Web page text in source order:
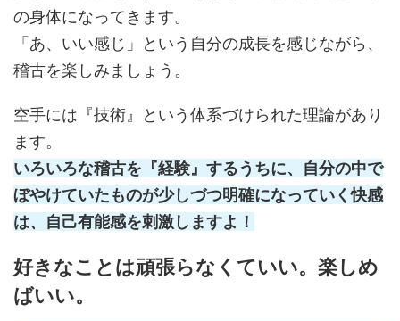
の身体になってきます。
「あ、いい感じ」という自分の成長を感じながら、
稽古を楽しみましょう。
空手には『技術』という体系づけられた理論があり
ます。
いろいろな稽古を『経験』するうちに、自分の中で
ぼやけていたものが少しづつ明確になっていく快感
は、自己有能感を刺激しますよ！
好きなことは頑張らなくていい。楽しめ
ばいい。